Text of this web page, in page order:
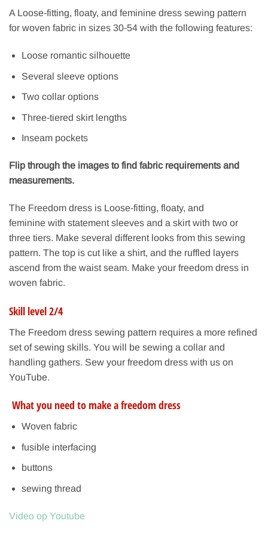
A Loose-fitting, floaty, and feminine dress sewing pattern
for woven fabric in sizes 30-54 with the following features:
Loose romantic silhouette
Several sleeve options
Two collar options
Three-tiered skirt lengths
Inseam pockets
Flip through the images to find fabric requirements and
measurements.
The Freedom dress is Loose-fitting, floaty, and
feminine with statement sleeves and a skirt with two or
three tiers. Make several different looks from this sewing
pattern. The top is cut like a shirt, and the ruffled layers
ascend from the waist seam. Make your freedom dress in
woven fabric.
Skill level 2/4
The Freedom dress sewing pattern requires a more refined
set of sewing skills. You will be sewing a collar and
handling gathers. Sew your freedom dress with us on
YouTube.
What you need to make a freedom dress
Woven fabric
fusible interfacing
buttons
sewing thread
Video op Youtube